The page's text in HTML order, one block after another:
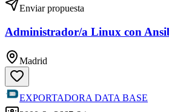
Enviar propuesta
Administrador/a Linux con
Madrid
EXPORTADORA DATA BASE